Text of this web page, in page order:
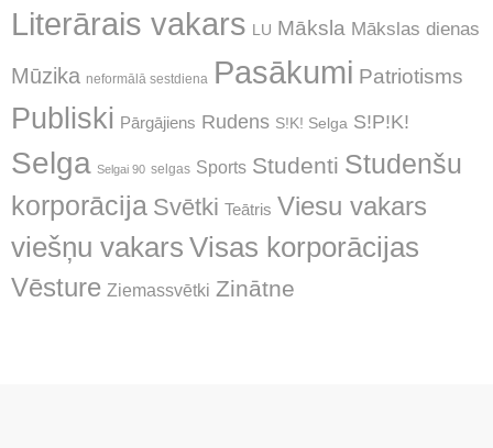
Literārais vakars LU Māksla Mākslas dienas
Mūzika neformālā sestdiena Pasākumi Patriotisms
Publiski Pārgājiens Rudens S!K! Selga S!P!K!
Selga Selgai 90 selgas Sports Studenti Studenšu
korporācija Svētki Teātris Viesu vakars
viešņu vakars Visas korporācijas
Vēsture Ziemassvētki Zinātne